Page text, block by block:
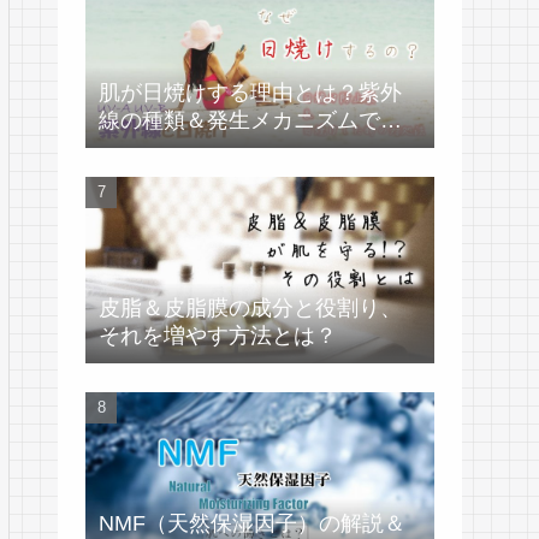
肌が日焼けする理由とは？紫外
線の種類＆発生メカニズムで学
ぶ
皮脂＆皮脂膜の成分と役割り、
それを増やす方法とは？
NMF（天然保湿因子）の解説＆